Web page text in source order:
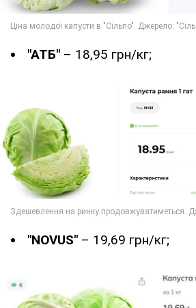
"АТБ" – 18,95 грн/кг;
"NOVUS" – 19,69 грн/кг;